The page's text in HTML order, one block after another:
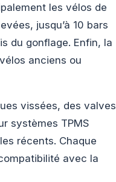
les vélos de
jusqu’à 10 bars
du gonflage. Enfin, la
anciens ou
vissées, des valves
systèmes TPMS
récents. Chaque
avec la